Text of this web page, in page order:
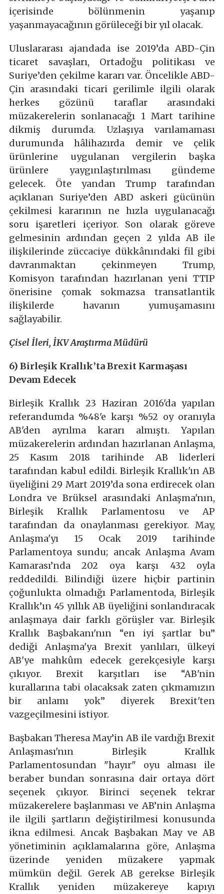
içerisinde bölünmenin yaşanıp
yaşanmayacağının görüleceği bir yıl olacak.
Uluslararası ajandada ise 2019’da ABD-Çin
ticaret savaşları, Ortadoğu politikası ve
Suriye’den çekilme kararı var. Öncelikle ABD-
Çin arasındaki ticari gerilimle ilgili olarak
herkes gözünü taraflar arasındaki
müzakerelerin sonlanacağı 1 Mart tarihine
dikmiş durumda. Uzlaşıya varılamaması
durumunda hâlihazırda demir ve çelik
ürünlerine uygulanan vergilerin başka
ürünlere yaygınlaştırılması gündeme
gelecek. Öte yandan Trump tarafından
açıklanan Suriye’den ABD askeri gücünün
çekilmesi kararının ne hızla uygulanacağı
soru işaretleri içeriyor. Son olarak göreve
gelmesinin ardından geçen 2 yılda AB ile
ilişkilerinde züccaciye dükkânındaki fil gibi
davranmaktan çekinmeyen Trump,
Komisyon tarafından hazırlanan yeni TTIP
önerisine çomak sokmazsa transatlantik
ilişkilerde havanın yumuşamasını
sağlayabilir.
Çisel İleri, İKV Araştırma Müdürü
6) Birleşik Krallık’ta Brexit Karmaşası
Devam Edecek
Birleşik Krallık 23 Haziran 2016'da yapılan
referandumda %48'e karşı %52 oy oranıyla
AB'den ayrılma kararı almıştı. Yapılan
müzakerelerin ardından hazırlanan Anlaşma,
25 Kasım 2018 tarihinde AB liderleri
tarafından kabul edildi. Birleşik Krallık'ın AB
üyeliğini 29 Mart 2019’da sona erdirecek olan
Londra ve Brüksel arasındaki Anlaşma'nın,
Birleşik Krallık Parlamentosu ve AP
tarafından da onaylanması gerekiyor. May,
Anlaşma'yı 15 Ocak 2019 tarihinde
Parlamentoya sundu; ancak Anlaşma Avam
Kamarası’nda 202 oya karşı 432 oyla
reddedildi. Bilindiği üzere hiçbir partinin
çoğunlukta olmadığı Parlamentoda, Birleşik
Krallık’ın 45 yıllık AB üyeliğini sonlandıracak
anlaşmaya dair farklı görüşler var. Birleşik
Krallık Başbakanı'nın “en iyi şartlar bu”
dediği Anlaşma'ya Brexit yanlıları, ülkeyi
AB'ye mahkûm edecek gerekçesiyle karşı
çıkıyor. Brexit karşıtları ise “AB'nin
kurallarına tabi olacaksak zaten çıkmamızın
bir anlamı yok” diyerek Brexit'ten
vazgeçilmesini istiyor.
Başbakan Theresa May’in AB ile vardığı Brexit
Anlaşması'nın Birleşik Krallık
Parlamentosundan "hayır" oyu alması ile
beraber bundan sonrasına dair ortaya dört
seçenek çıkıyor. Birinci seçenek tekrar
müzakerelere başlanması ve AB’nin Anlaşma
ile ilgili şartların değiştirilmesi konusunda
ikna edilmesi. Ancak Başbakan May ve AB
yönetiminin açıklamalarına göre, Anlaşma
üzerinde yeniden müzakere yapmak
mümkün değil. Gerek AB gerekse Birleşik
Krallık yeniden müzakereye kapıyı